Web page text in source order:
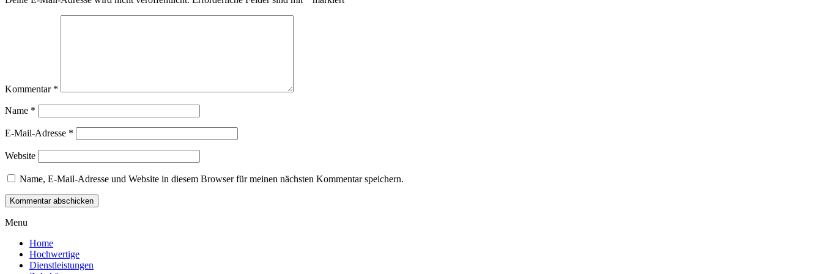
Kommentar *
Name *
E-Mail-Adresse *
Website
Name, E-Mail-Adresse und Website in diesem Browser für meinen nächsten Kommentar speichern.
Menu
Home
Hochwertige
Dienstleistungen